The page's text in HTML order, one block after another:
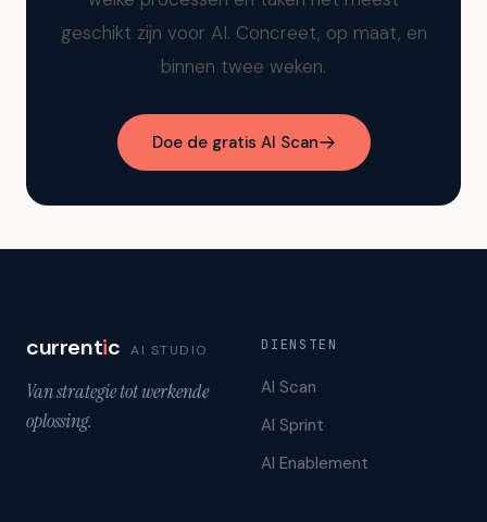
geschikt zijn voor AI. Concreet, op maat, en
binnen twee weken.
Doe de gratis AI Scan
currentic AI STUDIO
Van strategie tot werkende
oplossing.
DIENSTEN
AI Scan
AI Sprint
AI Enablement